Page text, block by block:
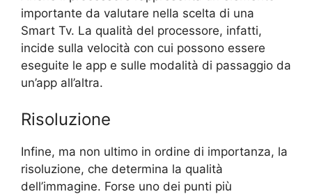
importante da valutare nella scelta di una
Smart Tv. La qualità del processore, infatti,
incide sulla velocità con cui possono essere
eseguite le app e sulle modalità di passaggio da
un’app all’altra.
Risoluzione
Infine, ma non ultimo in ordine di importanza, la
risoluzione, che determina la qualità
dell’immagine. Forse uno dei punti più